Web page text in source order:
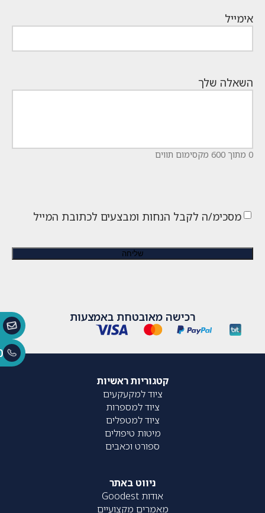
אימייל
השאלה שלך
0 מתוך 600 מקסימום תווים
מסכימ/ה לקבל הנחות ומבצעים לכתובת המייל
רכישה מאובטחת באמצעות
קטגוריות ראשיות
ציוד למקעקעים
ציוד למספרות
ציוד למטפלים
מיטות טיפולים
ספורט וכאבים
ניווט באתר
אודות Goodest
מאמרים מקצועיים